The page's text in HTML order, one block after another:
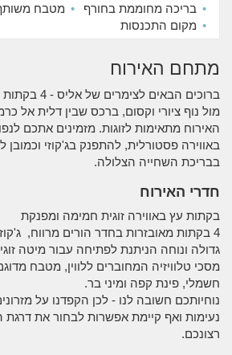
• בריכה מחוממת בחורף • מטבח
• מקום התכנסות
מתחם האירוח
ברוכים הבאים
מול נוף ציורי וקסום, ברכס שבין דלית אל
האירוח מתאימות לזוגות. מזמינים אתכם
באווירה פסטורלית, להתפנק בג'קוזי
בבריכת השחייה הצלולה.
חדרי האירוח
בקתות עץ באווירה זוגית חמימה ומפנקת
4 בקתות מאובזרות בחדר הורים מרווח,
מסכי טלוויזיה המחוברים ללווין, מטבח
חשמלי, פינת קפה ומיני בר.
נוחיותכם חשובה לנו - לכן הקפדנו על
נעימות ואף קיימת אפשרות לבחור את דרגת
רצונכם.